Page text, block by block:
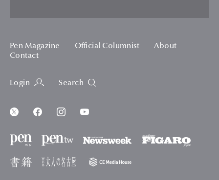
Pen Magazine Official Columnist
About
Contact
Login Search